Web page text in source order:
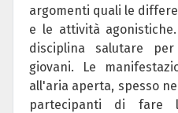
argomenti quali le
e le attività
disciplina salutare
giovani. Le
all'aria aperta, spesso
partecipanti di fare